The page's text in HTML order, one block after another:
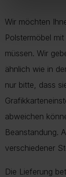
Wir möchten
Polstermöbel
müssen. Wir
ähnlich wie in
nur bitte, dass
abweichen
Beanstandung.
verschiedener
Die Lieferung